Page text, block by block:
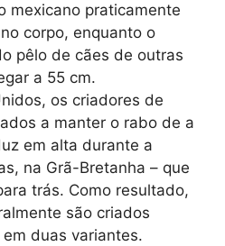
mexicano praticamente
corpo, enquanto o
pêlo de cães de outras
a 55 cm.
os criadores de
a manter o rabo de a
em alta durante a
na Grã-Bretanha – que
trás. Como resultado,
são criados
duas variantes.